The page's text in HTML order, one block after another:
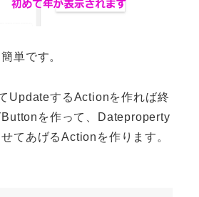
単です。
UpdateするActionを作れば終
を作って、Dateproperty
てあげるActionを作ります。